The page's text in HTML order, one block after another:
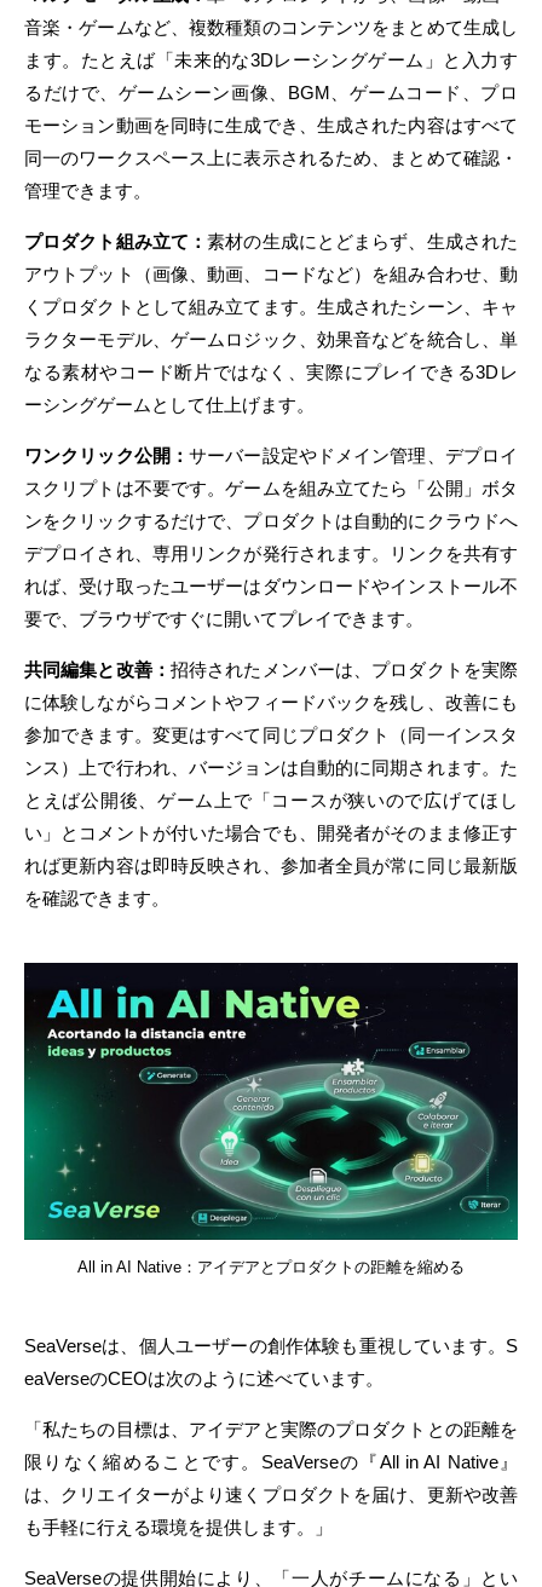
音楽・ゲームなど、複数種類のコンテンツをまとめて生成し
ます。たとえば「未来的な3Dレーシングゲーム」と入力す
るだけで、ゲームシーン画像、BGM、ゲームコード、プロ
モーション動画を同時に生成でき、生成された内容はすべて
同一のワークスペース上に表示されるため、まとめて確認・
管理できます。
プロダクト組み立て：素材の生成にとどまらず、生成された
アウトプット（画像、動画、コードなど）を組み合わせ、動
くプロダクトとして組み立てます。生成されたシーン、キャ
ラクターモデル、ゲームロジック、効果音などを統合し、単
なる素材やコード断片ではなく、実際にプレイできる3Dレ
ーシングゲームとして仕上げます。
ワンクリック公開：サーバー設定やドメイン管理、デプロイ
スクリプトは不要です。ゲームを組み立てたら「公開」ボタ
ンをクリックするだけで、プロダクトは自動的にクラウドへ
デプロイされ、専用リンクが発行されます。リンクを共有す
れば、受け取ったユーザーはダウンロードやインストール不
要で、ブラウザですぐに開いてプレイできます。
共同編集と改善： 招待されたメンバーは、プロダクトを実際
に体験しながらコメントやフィードバックを残し、改善にも
参加できます。変更はすべて同じプロダクト（同一インスタ
ンス）上で行われ、バージョンは自動的に同期されます。た
とえば公開後、ゲーム上で「コースが狭いので広げてほし
い」とコメントが付いた場合でも、開発者がそのまま修正す
れば更新内容は即時反映され、参加者全員が常に同じ最新版
を確認できます。
All in AI Native：アイデアとプロダクトの距離を縮める
SeaVerseは、個人ユーザーの創作体験も重視しています。S
eaVerseのCEOは次のように述べています。
「私たちの目標は、アイデアと実際のプロダクトとの距離を
限りなく縮めることです。SeaVerseの『All in AI Native』
は、クリエイターがより速くプロダクトを届け、更新や改善
も手軽に行える環境を提供します。」
SeaVerseの提供開始により、「一人がチームになる」とい